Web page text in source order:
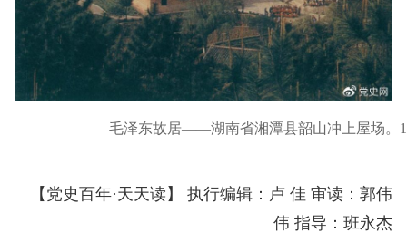
毛泽东故居——湖南省湘潭县韶山冲上屋场。
【党史百年·天天读】 执行编辑：卢 佳 审读：郭伟
伟 指导：班永杰